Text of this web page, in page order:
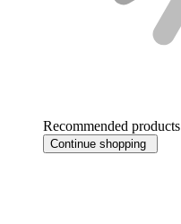
Recommended products
Continue shopping